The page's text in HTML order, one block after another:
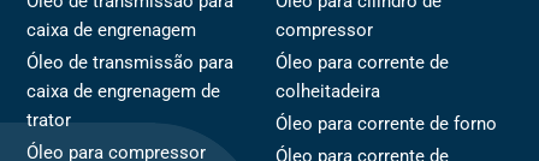
caixa de engrenagem
Óleo de transmissão para
caixa de engrenagem de
trator
Óleo para compressor
compressor
Óleo para corrente de
colheitadeira
Óleo para corrente de forno
Óleo para corrente de